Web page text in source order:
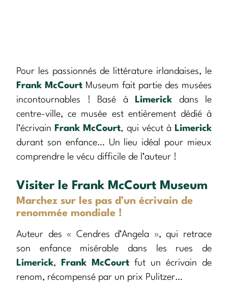
Pour les passionnés de littérature irlandaises, le
Frank McCourt Museum fait partie des musées
incontournables ! Basé à
Limerick dans le
centre-ville, ce musée est entièrement dédié à
l’écrivain
Frank McCourt, qui vécut à
Limerick
durant son enfance… Un lieu idéal pour mieux
comprendre le vécu difficile de l’auteur !
Visiter le Frank McCourt Museum
Marchez sur les pas d’un écrivain de
renommée mondiale !
Auteur des « Cendres d’Angela », qui retrace
son enfance misérable dans les rues de
Limerick, Frank McCourt fut un écrivain de
renom, récompensé par un prix Pulitzer…